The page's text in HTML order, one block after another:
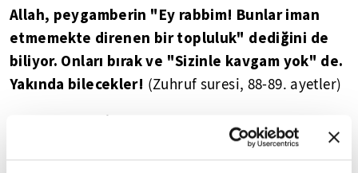
Allah, peygamberin "Ey rabbim! Bunlar iman
etmemekte direnen bir topluluk" dediğini de
biliyor. Onları bırak ve "Sizinle kavgam yok" de.
Yakında bilecekler! (Zuhruf suresi, 88-89. ayetler)
🔸 Duhân,Kur'ân-ı Kerîm'in kırk dördüncü